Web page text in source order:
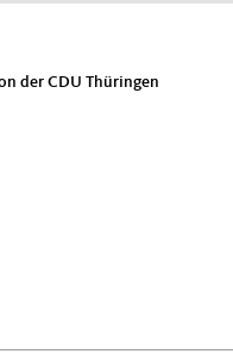
der CDU Thüringen